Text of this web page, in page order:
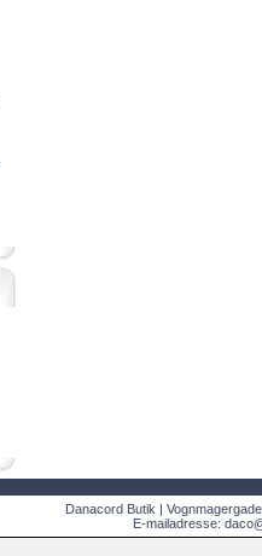
Danacord Butik |
E-mailadresse: